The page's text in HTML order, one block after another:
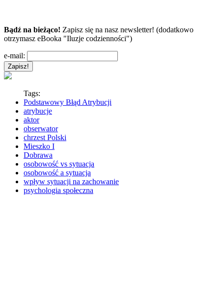
Bądź na bieżąco! Zapisz się na nasz newsletter! (dodatkowo
otrzymasz eBooka "Iluzje codzienności")
e-mail:
Tags:
Podstawowy Błąd Atrybucji
atrybucje
aktor
obserwator
chrzest Polski
Mieszko I
Dobrawa
osobowość vs sytuacja
osobowość a sytuacja
wpływ sytuacji na zachowanie
psychologia społeczna